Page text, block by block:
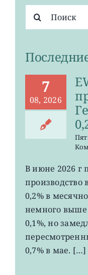
поиска:
7
08, 2026
В июне 2026
производство
0,2% в
немного
0,1%, но
0,7% в мае. […]